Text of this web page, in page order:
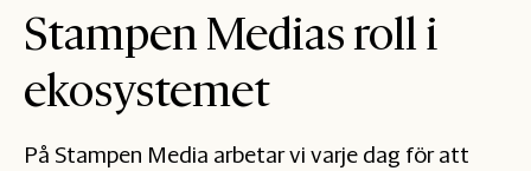
Stampen Medias roll i
ekosystemet
På Stampen Media arbetar vi varje dag för att